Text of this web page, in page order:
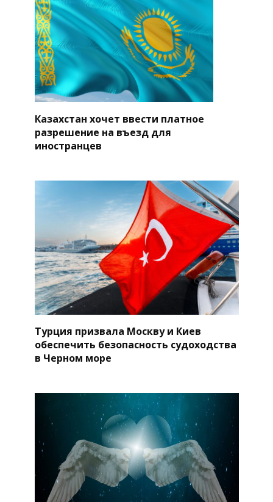
Казахстан хочет ввести платное
разрешение на въезд для
иностранцев
Турция призвала Москву и Киев
обеспечить безопасность судоходства
в Черном море